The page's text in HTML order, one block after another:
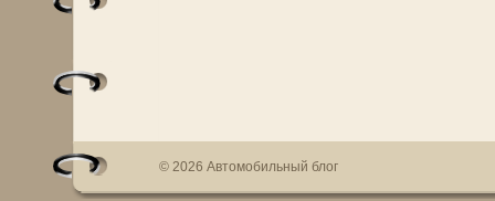
© 2026 Автомобильный блог